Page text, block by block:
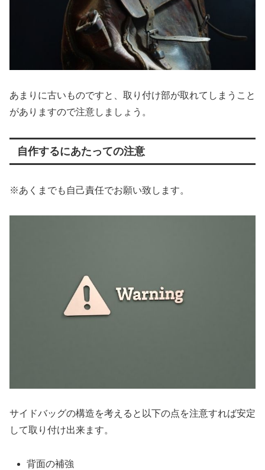
あまりに古いものですと、取り付け部が取れてしまうこと
がありますので注意しましょう。
自作するにあたっての注意
※あくまでも自己責任でお願い致します。
サイドバッグの構造を考えると以下の点を注意すれば安定
して取り付け出来ます。
背面の補強